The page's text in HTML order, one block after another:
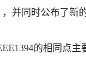
，并同时公布了
的相同点主